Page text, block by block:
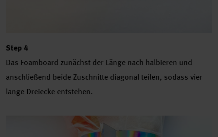
Step 4
Das Foamboard zunächst der Länge nach halbieren und
anschließend beide Zuschnitte diagonal teilen, sodass vier
lange Dreiecke entstehen.